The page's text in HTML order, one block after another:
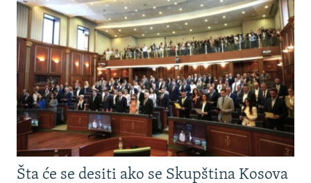
Šta će se desiti ako se Skupština Kosova